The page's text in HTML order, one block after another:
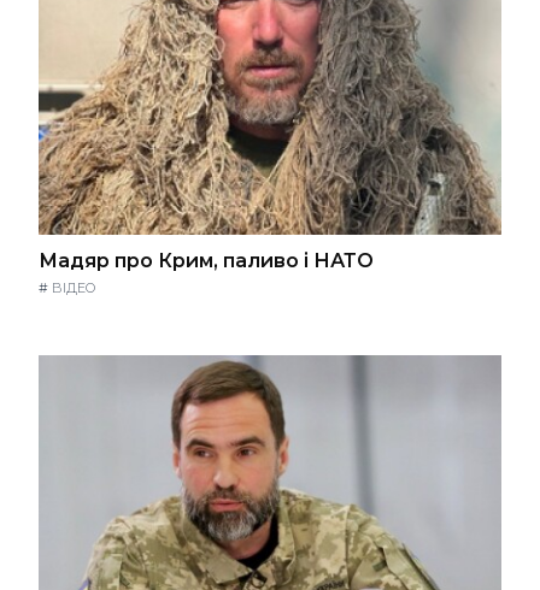
Мадяр про Крим, паливо і НАТО
# ВІДЕО